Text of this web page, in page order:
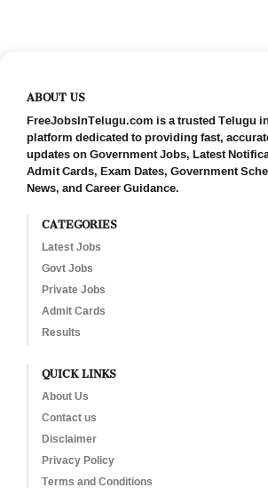
ABOUT US
FreeJobsInTelugu.com is a trusted Telugu
platform dedicated to providing fast,
updates on Government Jobs, Latest
Admit Cards, Exam Dates, Government
News, and Career Guidance.
CATEGORIES
Latest Jobs
Govt Jobs
Private Jobs
Admit Cards
Results
QUICK LINKS
About Us
Contact us
Disclaimer
Privacy Policy
Terms and Conditions